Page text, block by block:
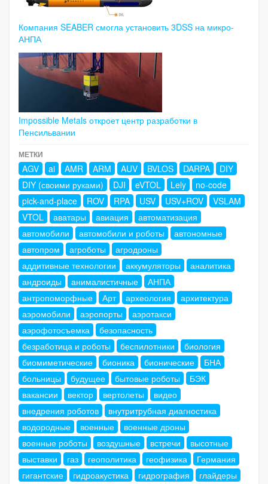
Компания SEABER смогла установить 3DSS на микро-
АНПА
Impossible Metals откроет центр разработки в
Пенсильвании
МЕТКИ
AGV ai AMR ARM AUV BVLOS DARPA
DIY
DIY (своими руками)
DJI eVTOL Lely
no-code
pick-and-place
ROV RPA USV USV+ROV
VSLAM
VTOL
аватары авиация
автоматизация
автомобили
автомобили и роботы
автономные
автопром
агроботы
агродроны
аддитивные технологии
аккумуляторы
аналитика
андроиды
анималистичные
АНПА
антропоморфные
Арт археология
архитектура
аэромобили
аэропорты
аэротакси
аэрофотосъемка
безопасность
безработица и роботы
беспилотники
биология
биомиметические
бионика бионические
БНА
больницы
будущее бытовые роботы
БЭК
вакансии
вектор вертолеты
видео
внедрения роботов
внутритрубная диагностика
водородные
военные
военные дроны
военные роботы
воздушные встречи
высотные
выставки
газ геополитика геофизика
Германия
гигантские
гидроакустика гидрография
глайдеры